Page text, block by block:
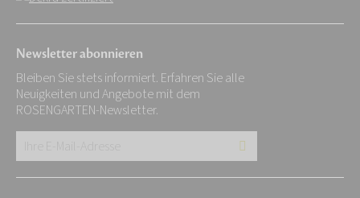
Newsletter abonnieren
Bleiben Sie stets informiert. Erfahren Sie alle
Neuigkeiten und Angebote mit dem
ROSENGARTEN-Newsletter.
E-